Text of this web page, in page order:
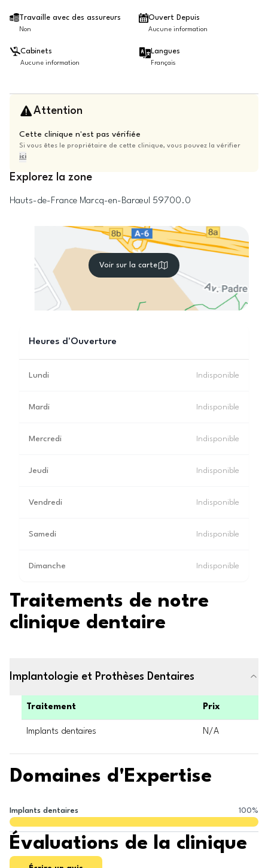
Travaille avec des assureurs
Non
Ouvert Depuis
Aucune information
Cabinets
Aucune information
Langues
Français
Attention
Cette clinique n'est pas vérifiée
Si vous êtes le propriétaire de cette clinique, vous pouvez la vérifier
ici
Explorez la zone
Hauts-de-France Marcq-en-Barœul 59700.0
Voir sur la carte
Heures d'Ouverture
Lundi Indisponible
Mardi Indisponible
Mercredi Indisponible
Jeudi Indisponible
Vendredi Indisponible
Samedi Indisponible
Dimanche Indisponible
Traitements de notre
clinique dentaire
Implantologie et Prothèses Dentaires
Traitement Prix
Implants dentaires N/A
Domaines d'Expertise
Implants dentaires 100%
Évaluations de la clinique